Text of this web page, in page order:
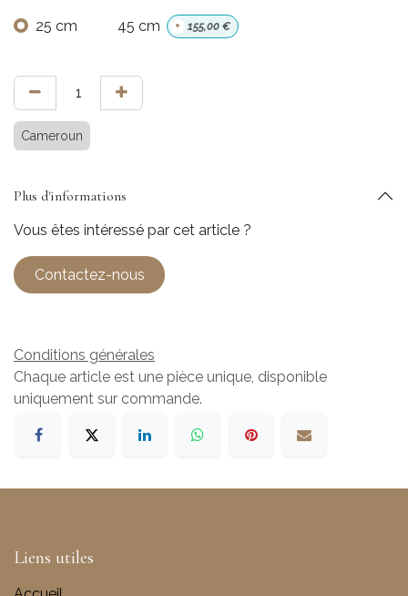
25 cm 45 cm + 155,00 €
Cameroun
Plus d'informations
Vous êtes intéressé par cet article ?
Contactez-nous
Conditions générales
Chaque article est une pièce unique, disponible
uniquement sur commande.
Liens utiles